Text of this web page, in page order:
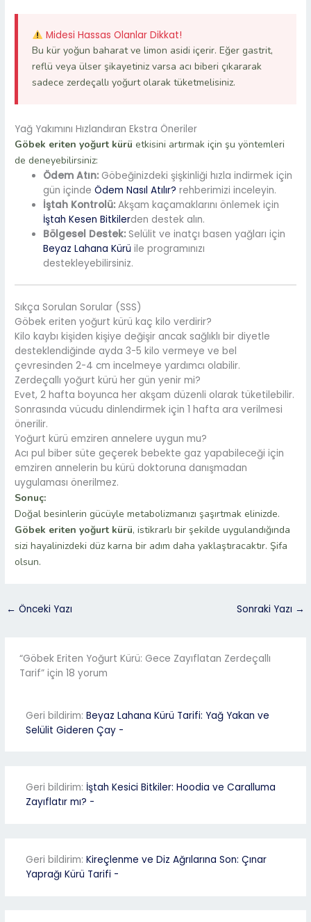
Midesi Hassas Olanlar Dikkat!
Bu kür yoğun baharat ve limon asidi içerir. Eğer gastrit,
reflü veya ülser şikayetiniz varsa acı biberi çıkararak
sadece zerdeçallı yoğurt olarak tüketmelisiniz.
Yağ Yakımını Hızlandıran Ekstra Öneriler
Göbek eriten yoğurt kürü etkisini artırmak için şu yöntemleri
de deneyebilirsiniz:
Ödem Atın: Göbeğinizdeki şişkinliği hızla indirmek için
gün içindeÖdem Nasıl Atılır? rehberimizi inceleyin.
İştah Kontrolü: Akşam kaçamaklarını önlemek için
İştah Kesen Bitkilerden destek alın.
Bölgesel Destek: Selülit ve inatçı basen yağları için
Beyaz Lahana Kürü ile programınızı
destekleyebilirsiniz.
Sıkça Sorulan Sorular (SSS)
Göbek eriten yoğurt kürü kaç kilo verdirir?
Kilo kaybı kişiden kişiye değişir ancak sağlıklı bir diyetle
desteklendiğinde ayda 3-5 kilo vermeye ve bel
çevresinden 2-4 cm incelmeye yardımcı olabilir.
Zerdeçallı yoğurt kürü her gün yenir mi?
Evet, 2 hafta boyunca her akşam düzenli olarak tüketilebilir.
Sonrasında vücudu dinlendirmek için 1 hafta ara verilmesi
önerilir.
Yoğurt kürü emziren annelere uygun mu?
Acı pul biber süte geçerek bebekte gaz yapabileceği için
emziren annelerin bu kürü doktoruna danışmadan
uygulaması önerilmez.
Sonuç:
Doğal besinlerin gücüyle metabolizmanızı şaşırtmak elinizde.
Göbek eriten yoğurt kürü, istikrarlı bir şekilde uygulandığında
sizi hayalinizdeki düz karna bir adım daha yaklaştıracaktır. Şifa
olsun.
← Önceki Yazı Sonraki Yazı →
“Göbek Eriten Yoğurt Kürü: Gece Zayıflatan Zerdeçallı
Tarif” için 18 yorum
Geri bildirim: Beyaz Lahana Kürü Tarifi: Yağ Yakan ve
Selülit Gideren Çay -
Geri bildirim: İştah Kesici Bitkiler: Hoodia ve Caralluma
Zayıflatır mı? -
Geri bildirim: Kireçlenme ve Diz Ağrılarına Son: Çınar
Yaprağı Kürü Tarifi -